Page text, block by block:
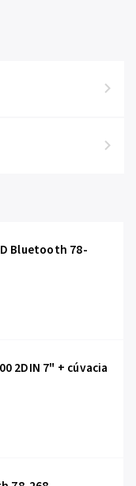
Bluetooth 78-
2DIN 7" + cúvacia